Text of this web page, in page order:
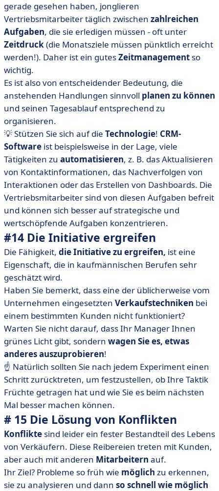
gerade gesehen haben, jonglieren
Vertriebsmitarbeiter täglich zwischen zahlreichen
Aufgaben, die sie erledigen müssen - oft unter
Zeitdruck(die Monatsziele müssen pünktlich erreicht
werden!). Daher ist ein gutesZeitmanagement so
wichtig.
Es ist also von entscheidender Bedeutung, die
anstehenden Handlungen sinnvoll planen zu können
und seinen Tagesablauf entsprechend zu
organisieren.
💡 Stützen Sie sich auf die Technologie! CRM-
Software ist beispielsweise in der Lage, viele
Tätigkeiten zu automatisieren, z. B. das Aktualisieren
von Kontaktinformationen, das Nachverfolgen von
Interaktionen oder das Erstellen von Dashboards. Die
Vertriebsmitarbeiter sind von diesen Aufgaben befreit
und können sich besser auf strategische und
wertschöpfende Aufgaben konzentrieren.
#14 Die Initiative ergreifen
Die Fähigkeit, die Initiative zu ergreifen, ist eine
Eigenschaft, die in kaufmännischen Berufen sehr
geschätzt wird.
Haben Sie bemerkt, dass eine der üblicherweise vom
Unternehmen eingesetzten Verkaufstechniken bei
einem bestimmten Kunden nicht funktioniert?
Warten Sie nicht darauf, dass Ihr Manager Ihnen
grünes Licht gibt, sondern wagen Sie es, etwas
anderes auszuprobieren!
☝️ Natürlich sollten Sie nach jedem Experiment einen
Schritt zurücktreten, um festzustellen, ob Ihre Taktik
Früchte getragen hat und wie Sie es beim nächsten
Mal besser machen können.
# 15 Die Lösung von Konflikten
Konflikte sind leider ein fester Bestandteil des Lebens
von Verkäufern. Diese Reibereien treten mit Kunden,
aber auch mit anderen Mitarbeitern auf.
Ihr Ziel? Probleme so früh wie möglich zu erkennen,
sie zu analysieren und dann so schnell wie möglich